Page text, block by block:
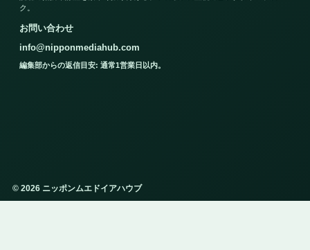
ク。
お問い合わせ
info@nipponmediahub.com
編集部からの返信目安: 通常1営業日以内。
© 2026 ニッポンムエドイアハウブ